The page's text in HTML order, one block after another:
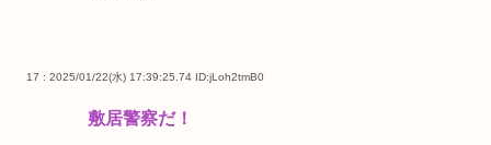
17 : 2025/01/22(水) 17:39:25.74 ID:jLoh2tmB0
敷居警察だ！